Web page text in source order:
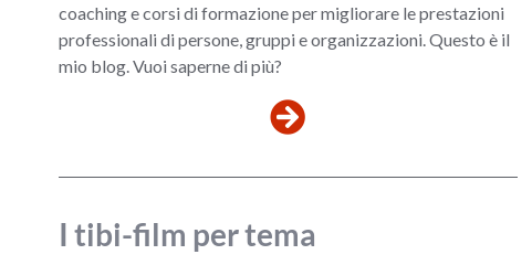
coaching e corsi di formazione per migliorare le prestazioni
professionali di persone, gruppi e organizzazioni. Questo è il
mio blog. Vuoi saperne di più?
I tibi-film per tema